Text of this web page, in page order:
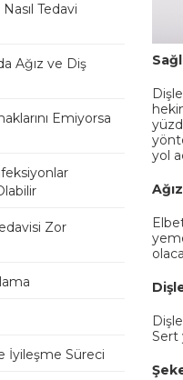
Tedavi
Ağız ve Diş
Emiyorsa
Zor
İyileşme Süreci
yol
Sert